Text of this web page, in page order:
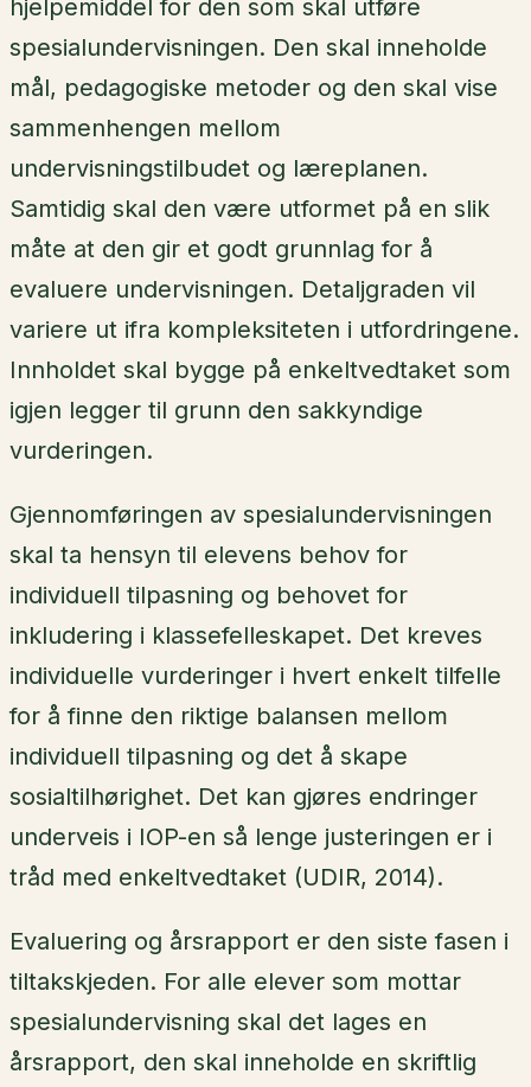
hjelpemiddel for den som skal utføre
spesialundervisningen. Den skal inneholde
mål, pedagogiske metoder og den skal vise
sammenhengen mellom
undervisningstilbudet og læreplanen.
Samtidig skal den være utformet på en slik
måte at den gir et godt grunnlag for å
evaluere undervisningen. Detaljgraden vil
variere ut ifra kompleksiteten i utfordringene.
Innholdet skal bygge på enkeltvedtaket som
igjen legger til grunn den sakkyndige
vurderingen.
Gjennomføringen av spesialundervisningen
skal ta hensyn til elevens behov for
individuell tilpasning og behovet for
inkludering i klassefelleskapet. Det kreves
individuelle vurderinger i hvert enkelt tilfelle
for å finne den riktige balansen mellom
individuell tilpasning og det å skape
sosialtilhørighet. Det kan gjøres endringer
underveis i IOP-en så lenge justeringen er i
tråd med enkeltvedtaket (UDIR, 2014).
Evaluering og årsrapport er den siste fasen i
tiltakskjeden. For alle elever som mottar
spesialundervisning skal det lages en
årsrapport, den skal inneholde en skriftlig